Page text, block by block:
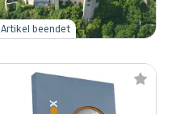
Artikel beendet